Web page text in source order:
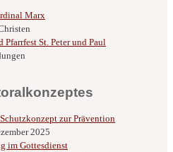
Marx
Pfarrfest St. Peter und Paul
zur Prävention
2025
im Gottesdienst